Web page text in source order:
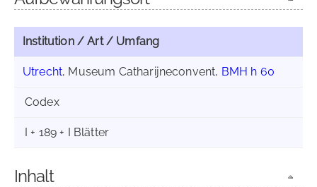
Institution / Art / Umfang
Utrecht, Museum Catharijneconvent, BMH h 60
Codex
I + 189 + I Blätter
Inhalt